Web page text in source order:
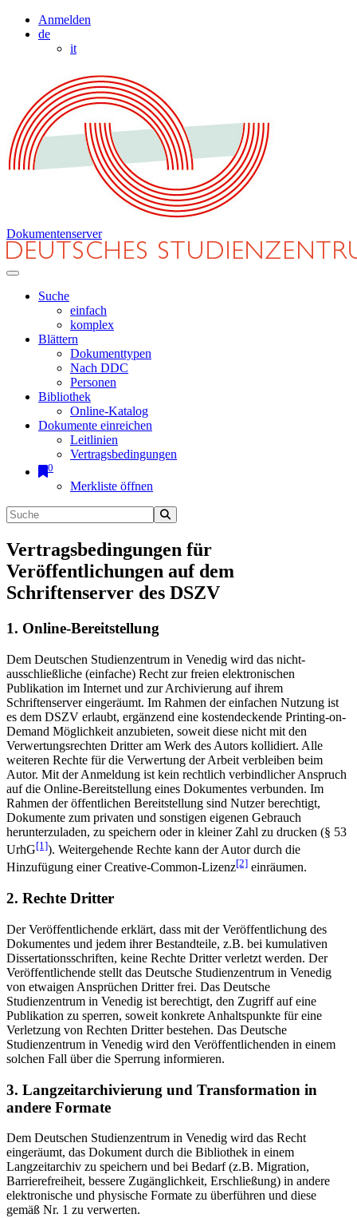
Anmelden
de
it
Dokumentenserver
Suche
einfach
komplex
Blättern
Dokumenttypen
Nach DDC
Personen
Bibliothek
Online-Katalog
Dokumente einreichen
Leitlinien
Vertragsbedingungen
0
Merkliste öffnen
Vertragsbedingungen für
Veröffentlichungen auf dem
Schriftenserver des DSZV
1. Online-Bereitstellung
Dem Deutschen Studienzentrum in Venedig wird das nicht-
ausschließliche (einfache) Recht zur freien elektronischen
Publikation im Internet und zur Archivierung auf ihrem
Schriftenserver eingeräumt. Im Rahmen der einfachen Nutzung ist
es dem DSZV erlaubt, ergänzend eine kostendeckende Printing-on-
Demand Möglichkeit anzubieten, soweit diese nicht mit den
Verwertungsrechten Dritter am Werk des Autors kollidiert. Alle
weiteren Rechte für die Verwertung der Arbeit verbleiben beim
Autor. Mit der Anmeldung ist kein rechtlich verbindlicher Anspruch
auf die Online-Bereitstellung eines Dokumentes verbunden. Im
Rahmen der öffentlichen Bereitstellung sind Nutzer berechtigt,
Dokumente zum privaten und sonstigen eigenen Gebrauch
herunterzuladen, zu speichern oder in kleiner Zahl zu drucken (§ 53
UrhG[1]). Weitergehende Rechte kann der Autor durch die
Hinzufügung einer Creative-Common-Lizenz[2] einräumen.
2. Rechte Dritter
Der Veröffentlichende erklärt, dass mit der Veröffentlichung des
Dokumentes und jedem ihrer Bestandteile, z.B. bei kumulativen
Dissertationsschriften, keine Rechte Dritter verletzt werden. Der
Veröffentlichende stellt das Deutsche Studienzentrum in Venedig
von etwaigen Ansprüchen Dritter frei. Das Deutsche
Studienzentrum in Venedig ist berechtigt, den Zugriff auf eine
Publikation zu sperren, soweit konkrete Anhaltspunkte für eine
Verletzung von Rechten Dritter bestehen. Das Deutsche
Studienzentrum in Venedig wird den Veröffentlichenden in einem
solchen Fall über die Sperrung informieren.
3. Langzeitarchivierung und Transformation in
andere Formate
Dem Deutschen Studienzentrum in Venedig wird das Recht
eingeräumt, das Dokument durch die Bibliothek in einem
Langzeitarchiv zu speichern und bei Bedarf (z.B. Migration,
Barrierefreiheit, bessere Zugänglichkeit, Erschließung) in andere
elektronische und physische Formate zu überführen und diese
gemäß Nr. 1 zu verwerten.